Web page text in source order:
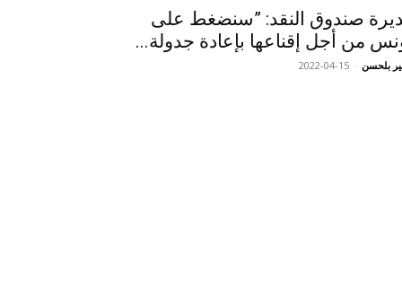
صندوق النقد: ”سنضغط على
من أجل إقناعها بإعادة جدولة...
بلحسن -
2022-04-15